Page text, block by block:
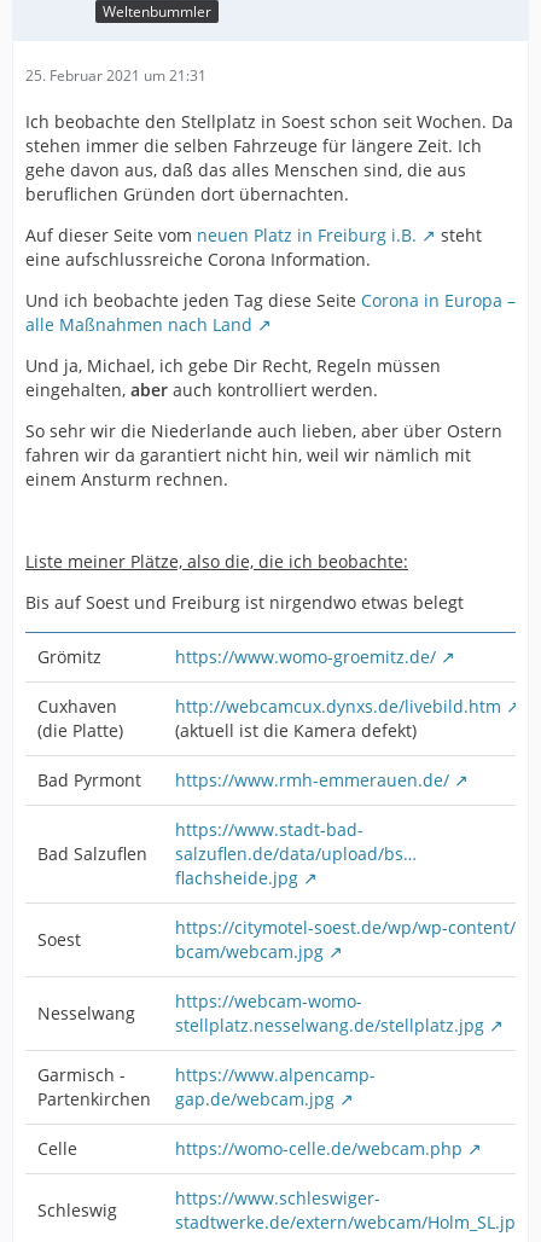
Weltenbummler
25. Februar 2021 um 21:31
Ich beobachte den Stellplatz in Soest schon seit Wochen. Da
stehen immer die selben Fahrzeuge für längere Zeit. Ich
gehe davon aus, daß das alles Menschen sind, die aus
beruflichen Gründen dort übernachten.
Auf dieser Seite vom neuen Platz in Freiburg i.B.
steht
eine aufschlussreiche Corona Information.
Und ich beobachte jeden Tag diese Seite Corona in Europa –
alle Maßnahmen nach Land
Und ja, Michael, ich gebe Dir Recht, Regeln müssen
eingehalten, aber auch kontrolliert werden.
So sehr wir die Niederlande auch lieben, aber über Ostern
fahren wir da garantiert nicht hin, weil wir nämlich mit
einem Ansturm rechnen.
Liste meiner Plätze, also die, die ich beobachte:
Bis auf Soest und Freiburg ist nirgendwo etwas belegt
Grömitz https://www.womo-groemitz.de/
Cuxhaven
(die Platte)
http://webcamcux.dynxs.de/livebild.htm
(aktuell ist die Kamera defekt)
Bad Pyrmont https://www.rmh-emmerauen.de/
Bad Salzuflen
https://www.stadt-bad-
salzuflen.de/data/upload/bs…
flachsheide.jpg
Soest
https://citymotel-soest.de/wp/wp-content/…
bcam/webcam.jpg
Nesselwang
https://webcam-womo-
stellplatz.nesselwang.de/stellplatz.jpg
Garmisch -
Partenkirchen
https://www.alpencamp-
gap.de/webcam.jpg
Celle https://womo-celle.de/webcam.php
Schleswig
https://www.schleswiger-
stadtwerke.de/extern/webcam/Holm_SL.jpg